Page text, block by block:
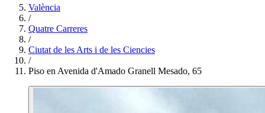
València
/
Quatre Carreres
/
Ciutat de les Arts i de les Ciencies
/
Piso en Avenida d'Amado Granell Mesado, 65